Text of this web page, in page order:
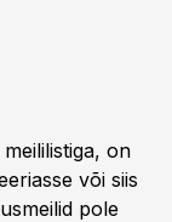
on
või siis
pole